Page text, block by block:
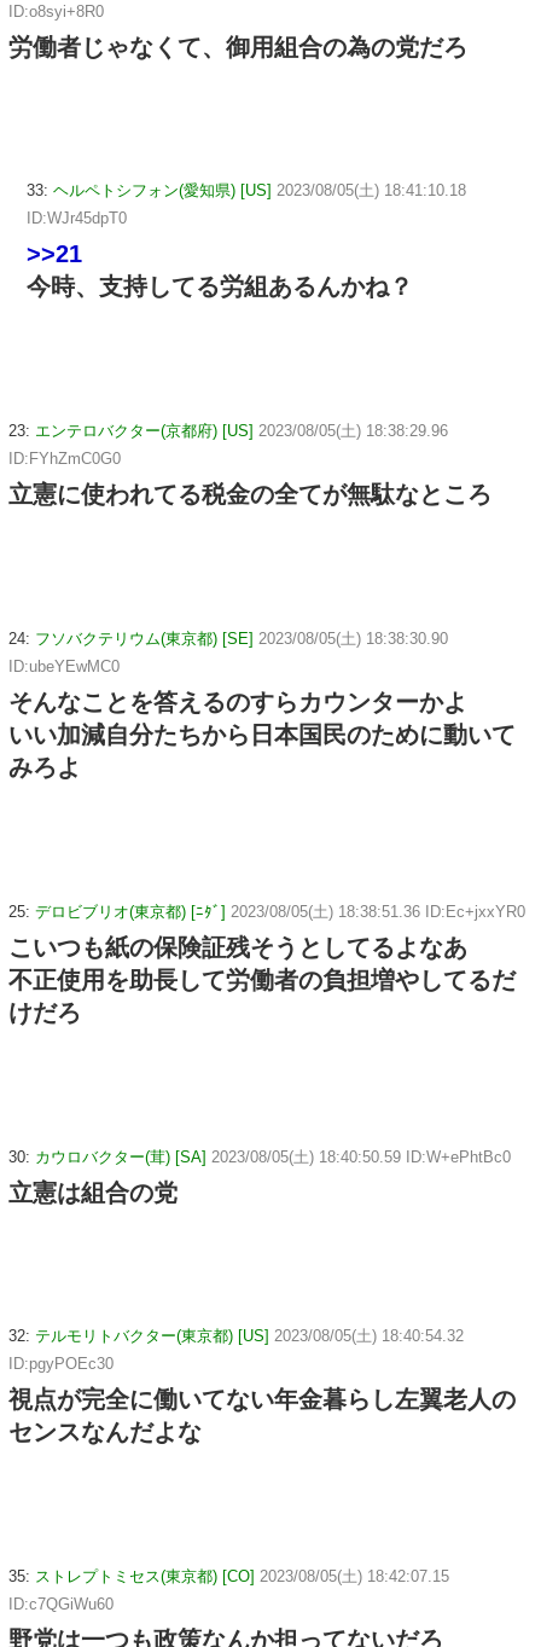
ID:o8syi+8R0
労働者じゃなくて、御用組合の為の党だろ
33: ヘルペトシフォン(愛知県) [US] 2023/08/05(土) 18:41:10.18
ID:WJr45dpT0
>>21
今時、支持してる労組あるんかね？
23: エンテロバクター(京都府) [US] 2023/08/05(土) 18:38:29.96
ID:FYhZmC0G0
立憲に使われてる税金の全てが無駄なところ
24: フソバクテリウム(東京都) [SE] 2023/08/05(土) 18:38:30.90
ID:ubeYEwMC0
そんなことを答えるのすらカウンターかよ
いい加減自分たちから日本国民のために動いて
みろよ
25: デロビブリオ(東京都) [ﾆﾀﾞ] 2023/08/05(土) 18:38:51.36 ID:Ec+jxxYR0
こいつも紙の保険証残そうとしてるよなあ
不正使用を助長して労働者の負担増やしてるだ
けだろ
30: カウロバクター(茸) [SA] 2023/08/05(土) 18:40:50.59 ID:W+ePhtBc0
立憲は組合の党
32: テルモリトバクター(東京都) [US] 2023/08/05(土) 18:40:54.32
ID:pgyPOEc30
視点が完全に働いてない年金暮らし左翼老人の
センスなんだよな
35: ストレプトミセス(東京都) [CO] 2023/08/05(土) 18:42:07.15
ID:c7QGiWu60
野党は一つも政策なんか担ってないだろ